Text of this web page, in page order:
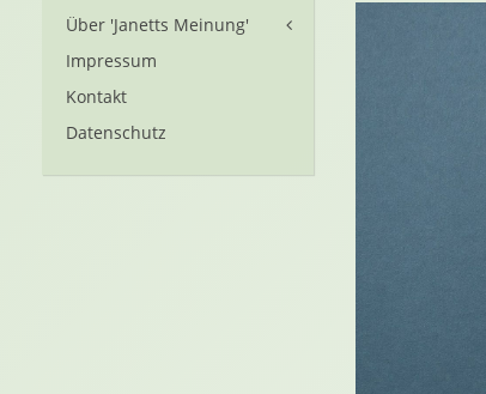
Über 'Janetts Meinung'
Impressum
Kontakt
Datenschutz